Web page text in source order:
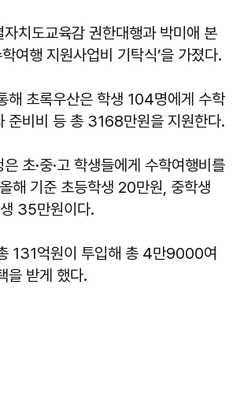
치도교육감 권한대행과 박미애 본
여행 지원사업비 기탁식’을 가졌다.
해 초록우산은 학생 104명에게 수학
준비비 등 총 3168만원을 지원한다.
초·중·고 학생들에게 수학여행비를
해 기준 초등학생 20만원, 중학생
35만원이다.
131억원이 투입해 총 4만9000여
을 받게 했다.